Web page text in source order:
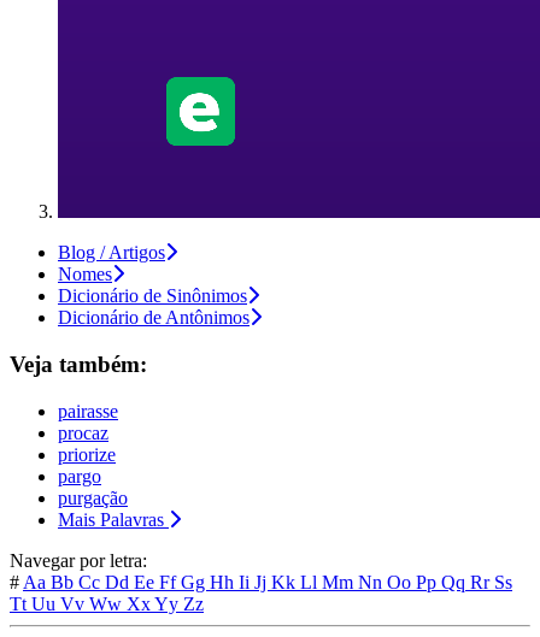
Blog / Artigos
Nomes
Dicionário de Sinônimos
Dicionário de Antônimos
Veja também:
pairasse
procaz
priorize
pargo
purgação
Mais Palavras
Navegar por letra:
# Aa Bb Cc Dd Ee FfGg Hh Ii Jj Kk Ll Mm Nn Oo Pp Qq Rr Ss
Tt Uu Vv Ww XxYy Zz